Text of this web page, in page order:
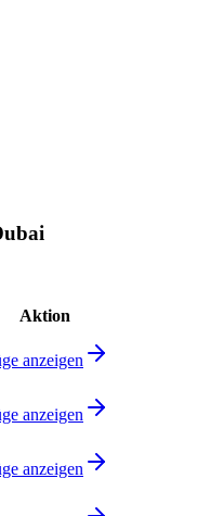
Aktion
anzeigen
anzeigen
anzeigen